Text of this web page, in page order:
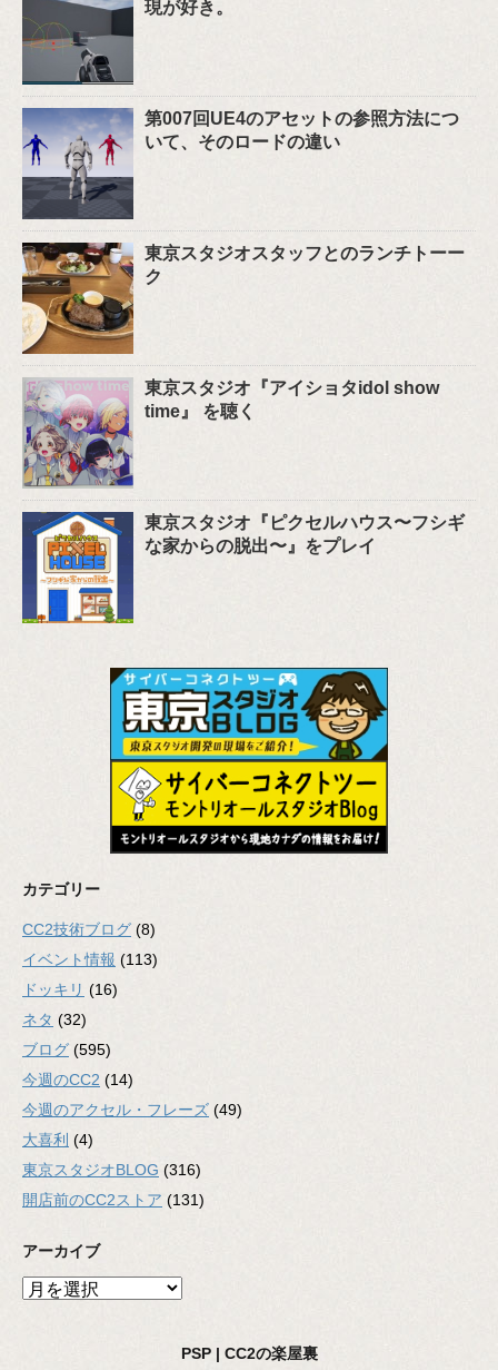
現が好き。
第007回UE4のアセットの参照方法につ
いて、そのロードの違い
東京スタジオスタッフとのランチトーー
ク
東京スタジオ『アイショタidol show
time』 を聴く
東京スタジオ『ピクセルハウス〜フシギ
な家からの脱出〜』をプレイ
カテゴリー
CC2技術ブログ (8)
イベント情報 (113)
ドッキリ (16)
ネタ (32)
ブログ (595)
今週のCC2 (14)
今週のアクセル・フレーズ (49)
大喜利 (4)
東京スタジオBLOG (316)
開店前のCC2ストア (131)
アーカイブ
ア
PSP | CC2の楽屋裏